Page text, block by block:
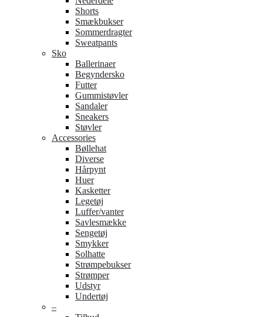
Shorts
Smækbukser
Sommerdragter
Sweatpants
Sko
Ballerinaer
Begyndersko
Futter
Gummistøvler
Sandaler
Sneakers
Støvler
Accessories
Bøllehat
Diverse
Hårpynt
Huer
Kasketter
Legetøj
Luffer/vanter
Savlesmække
Sengetøj
Smykker
Solhatte
Strømpebukser
Strømper
Udstyr
Undertøj
–